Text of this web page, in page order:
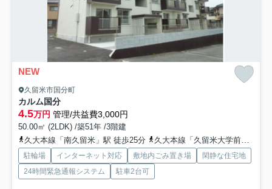
NEW
久留米市国分町
カルム国分
4.5万円 管理/共益費3,000円
50.00㎡ (2LDK) /築51年 /3階建
久大本線「南久留米」駅 徒歩25分
久大本線「久留米大学前」駅 徒歩26分
駐輪場 インターネット対応 敷地内ごみ置き場
閑静な住宅地
24時間緊急通報システム
駐車2台可